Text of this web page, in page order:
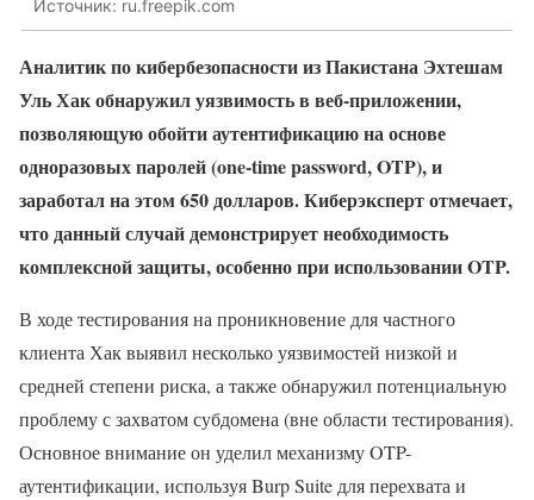
Источник: ru.freepik.com
Аналитик по кибербезопасности из Пакистана Эхтешам
Уль Хак обнаружил уязвимость в веб-приложении,
позволяющую обойти аутентификацию на основе
одноразовых паролей (one-time password,OTP), и
заработал на этом 650 долларов. Киберэксперт отмечает,
что данный случай демонстрирует необходимость
комплексной защиты, особенно при использовании OTP.
В ходе тестирования на проникновение для частного
клиента Хак выявил несколько уязвимостей низкой и
средней степени риска, а также обнаружил потенциальную
проблему с захватом субдомена (вне области тестирования).
Основное внимание он уделил механизму OTP-
аутентификации, используя Burp Suite для перехвата и